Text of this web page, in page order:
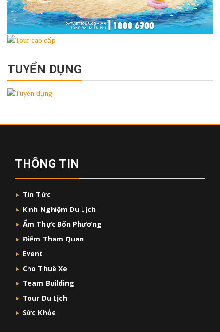
TUYỂN DỤNG
THÔNG TIN
Tin Tức
Kinh Nghiệm Du Lịch
Ẩm Thực Bốn Phương
Điểm Tham Quan
Event
Cho Thuê Xe
Team Building
Tour Du Lịch
Sức Khỏe